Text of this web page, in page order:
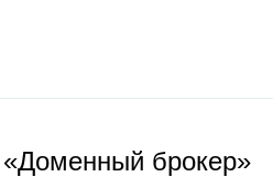
«Доменный брокер»